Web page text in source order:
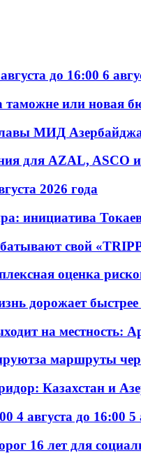
до 16:00 6
таможне или новая
МИД
для AZAL, ASCO и
2026 года
инициатива
свой
оценка
дорожает быстрее
на местность:
маршруты
Казахстан и
4 августа до 16:00 5
16 лет для